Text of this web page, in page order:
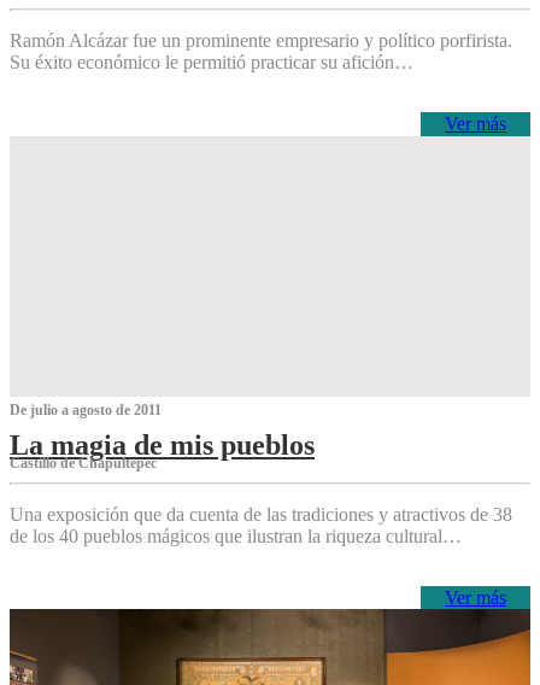
Ramón Alcázar fue un prominente empresario y político porfirista.
Su éxito económico le permitió practicar su afición…
Ver más
De julio a agosto de 2011
La magia de mis pueblos
Castillo de Chapultepec
Una exposición que da cuenta de las tradiciones y atractivos de 38
de los 40 pueblos mágicos que ilustran la riqueza cultural…
Ver más